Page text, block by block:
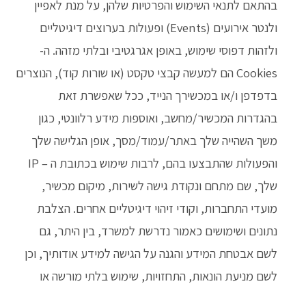
בהתאם לתנאי השימוש והפרטיות שלהן, על מנת לאפיין
ולנטר אירועים (Events) ופעולות בערוצים דיגיטליים
ולזהות דפוסי שימוש, באופן אגרגטיבי ובלתי מזהה. ה-
Cookies הם למעשה קבצי טקסט (או שורות קוד), הנוצרים
בדפדפן ו/או במכשירך הנייד, ככל שאפשרת זאת
בהגדרות המכשיר/מחשב, ואוספות מידע רלוונטי, כגון
משך השהייה שלך באתר/עמוד/מסך, אופן הגלישה שלך
והפעולות שהתבצעו בהם, לרבות שימוש בכתובת ה – IP
שלך, שם מתחם ונקודת גישה לשירות, מיקום מכשיר,
מועדי התחברות, וקודי זיהוי דיגיטליים אחרים. הצלבת
נתונים ושימושים כאמור נדרשת למשרד, בין היתר, גם
לשם אבטחת המידע והגנה על הגישה למידע אודותיך, וכן
לשם מניעת הונאות, התחזויות, שימוש בלתי מורשה או